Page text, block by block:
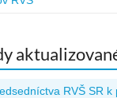
RVŠ SR